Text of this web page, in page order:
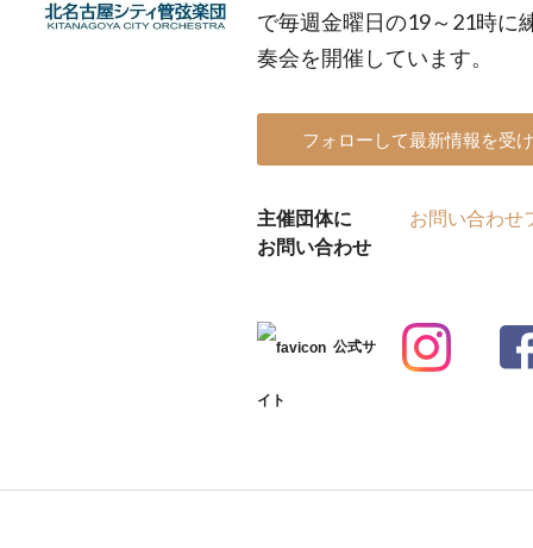
で毎週金曜日の19～21時に
奏会を開催しています。
フォローして最新情報を受
主催団体に
お問い合わせ
お問い合わせ
公式サ
イト